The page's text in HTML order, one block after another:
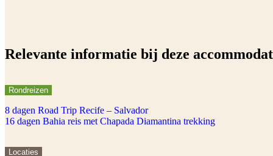
Relevante informatie bij deze
Rondreizen
8 dagen Road Trip Recife – Salvador
16 dagen Bahia reis met Chapada Diamantina trekking
Locaties